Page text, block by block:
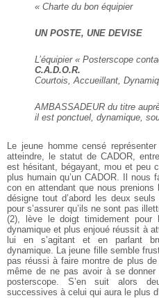
« Charte du bon équipier
UN POSTE, UNE DEVISE
L’équipier « Posterscope
C.A.D.O.R.
Courtois, Accueillant,
AMBASSADEUR du titre
il est ponctuel, dynamique,
Le jeune homme censé
atteindre, le statut de CADOR,
est hésitant, bégayant, mou et peu
plus humain qu’un CADOR. Il
con en attendant que nous prenions
désigne tout d’abord les deux
pour s’assurer qu’ils ne sont pas
(2), lève le doigt timidement
dynamique et plus enjoué réussit à
lui en s’agitant et en parlant
dynamique. La jeune fille semble
pas réussi à faire montre de plus
même de ne pas avoir à se
posterscope. S’en suit alors
successives à celui qui aura le plus